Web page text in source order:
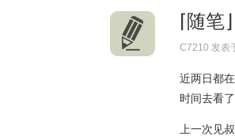
⌈随笔
C7210 发表
近两日都
时间去看
上一次见